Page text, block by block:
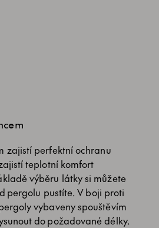
zajistí perfektní ochranu
teplotní komfort
výběru látky si můžete
pergolu pustíte. V boji proti
vybaveny spouštěvím
do požadované délky.